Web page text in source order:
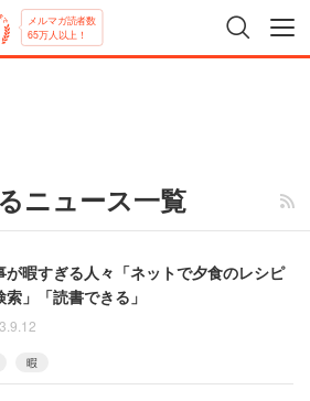
メルマガ読者数
65万人以上！
ニュース一覧
が暇すぎる人々「ネットで夕食のレシピ
索」「読書できる」
暇